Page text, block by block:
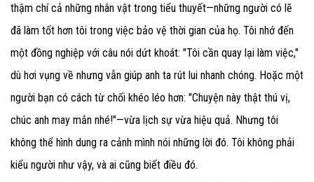
thậm chí cả những nhân vật trong tiểu thuyết—những người có lẽ
đã làm tốt hơn tôi trong việc bảo vệ thời gian của họ. Tôi nhớ đến
một đồng nghiệp với câu nói dứt khoát: "Tôi cần quay lại làm việc,"
dù hơi vụng về nhưng vẫn giúp anh ta rút lui nhanh chóng. Hoặc một
người bạn có cách từ chối khéo léo hơn: "Chuyện này thật thú vị,
chúc anh may mắn nhé!"—vừa lịch sự vừa hiệu quả. Nhưng tôi
không thể hình dung ra cảnh mình nói những lời đó. Tôi không phải
kiểu người như vậy, và ai cũng biết điều đó.